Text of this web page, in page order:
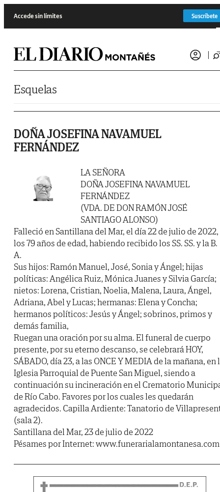
Accede sin límites Suscríbete
Esquelas
DOÑA JOSEFINA NAVAMUEL
FERNÁNDEZ
LA SEÑORA
DOÑA JOSEFINA NAVAMUEL
FERNÁNDEZ
(VDA. DE DON RAMÓN JOSÉ
SANTIAGO ALONSO)
Falleció en Santillana del Mar, el día 22 de julio de 2022,
los 79 años de edad, habiendo recibido los SS. SS. y la B.
A.
Sus hijos: Ramón Manuel, José, Sonia y Ángel; hijas
políticas: Angélica Ruiz, Mónica Juanes y Silvia García;
nietos: Lorena, Cristian, Noelia, Malena, Laura, Ángel,
Adriana, Abel y Lucas; hermanas: Elena y Concha;
hermanos políticos: Jesús y Ángel; sobrinos, primos y
demás familia,
Ruegan una oración por su alma. El funeral de cuerpo
presente, por su eterno descanso, se celebrará HOY,
SÁBADO, día 23, a las ONCE Y MEDIA de la mañana, en
Iglesia Parroquial de Puente San Miguel, siendo a
continuación su incineración en el Crematorio
de Río Cabo. Favores por los cuales les quedarán
agradecidos. Capilla Ardiente: Tanatorio de
(sala 2).
Santillana del Mar, 23 de julio de 2022
Pésames por Internet: www.funerarialamontanesa.com